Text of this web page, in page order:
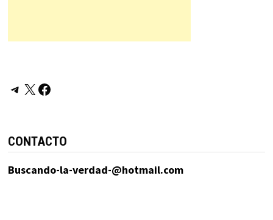
Telegram
X Facebook
CONTACTO
Buscando-la-verdad-@hotmail.com